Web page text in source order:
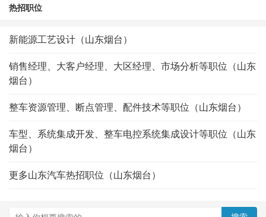
热招职位
新能源工艺设计（山东烟台）
销售经理、大客户经理、大区经理、市场分析等职位（山东
烟台）
整车资源管理、断点管理、配件技术等职位（山东烟台）
车型、系统集成开发、整车电控系统集成设计等职位（山东
烟台）
更多山东汽车热招职位（山东烟台）